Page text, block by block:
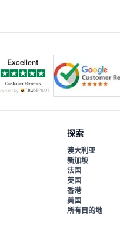
探索
澳大利亚
新加坡
法国
英国
香港
美国
所有目的地